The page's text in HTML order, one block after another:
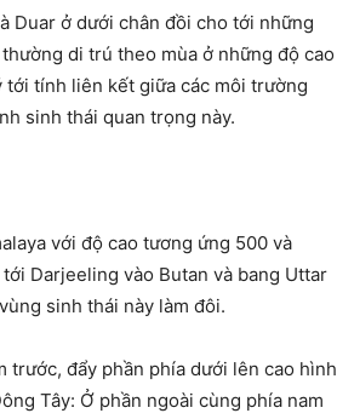
Duar ở dưới chân đồi cho tới những
thường di trú theo mùa ở những độ cao
tới tính liên kết giữa các môi trường
sinh thái quan trọng này.
với độ cao tương ứng 500 và
tới Darjeeling vào Butan và bang Uttar
sinh thái này làm đôi.
trước, đẩy phần phía dưới lên cao hình
Tây: Ở phần ngoài cùng phía nam